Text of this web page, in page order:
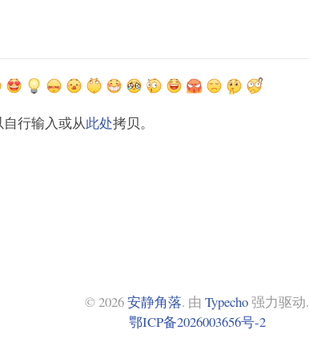
行输入或从此处拷贝。
© 2026安静角落. 由 Typecho强力驱动.
鄂ICP备2026003656号-2